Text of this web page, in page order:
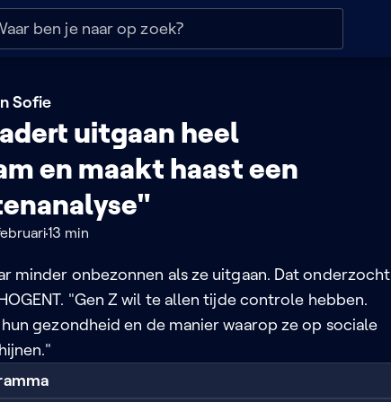
Sofie
uitgaan heel
en maakt haast een
13 min
minder onbezonnen als ze uitgaan. Dat onderzocht
"Gen Z wil te allen tijde controle hebben.
gezondheid en de manier waarop ze op sociale